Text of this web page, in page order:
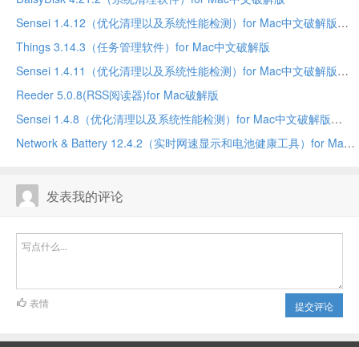
Sensei 1.4.12（优化清理以及系统性能检测）for Mac中文破解版
Things 3.14.3（任务管理软件）for Mac中文破解版
Sensei 1.4.11（优化清理以及系统性能检测）for Mac中文破解版
Reeder 5.0.8(RSS阅读器)for Mac破解版
Sensei 1.4.8（优化清理以及系统性能检测）for Mac中文破解版
Network & Battery 12.4.2（实时网速显示和电池健康工具）for Mac中文破解版
发表我的评论
提交评论
表情